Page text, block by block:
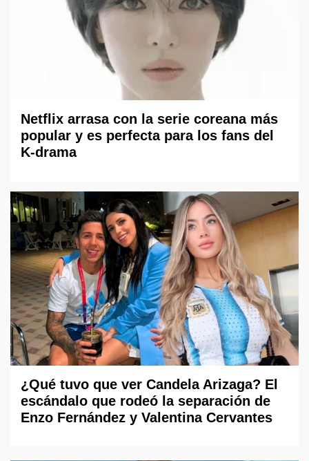
Netflix arrasa con la serie coreana más
popular y es perfecta para los fans del
K-drama
¿Qué tuvo que ver Candela Arizaga? El
escándalo que rodeó la separación de
Enzo Fernández y Valentina Cervantes